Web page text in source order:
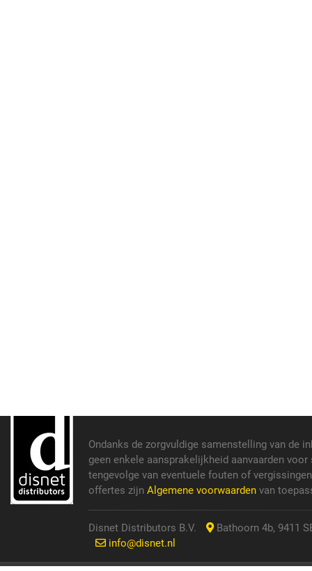
Ondanks de zorgvuldige samenstelling van de
geen enkele aansprakelijkheid aanvaarden
tengevolge van eventuele fouten of
offertes zijn Algemene voorwaarden van
Disnet Distributors B.V.
Bathoorn 4b, 9411
info@disnet.nl